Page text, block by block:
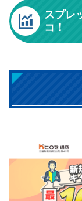
スプレ
コ！